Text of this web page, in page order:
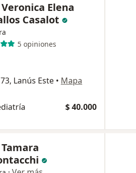
Elena
Casalot
5 opiniones
Lanús Este • Mapa
$ 40.000